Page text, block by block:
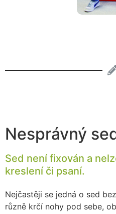
Nesprávný
Sed není fixován a
kreslení či psaní.
Nejčastěji se jedná o sed
různě krčí nohy pod sebe,